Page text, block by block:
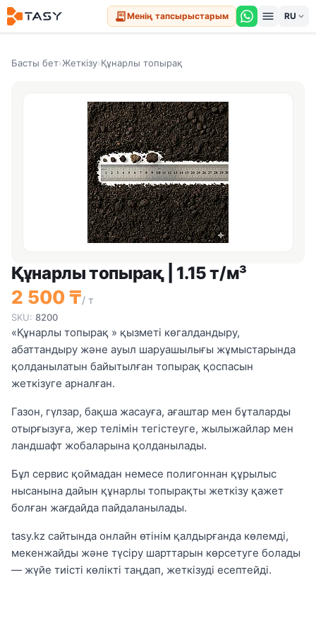
receipt_longМенің тапсырыстарым menu expand_more
Басты бет›Жеткізу›Құнарлы топырақ
Құнарлы топырақ | 1.15 т/м³
2 500 ₸/ т
SKU: 8200
«Құнарлы топырақ » қызметі көгалдандыру,
абаттандыру және ауыл шаруашылығы жұмыстарында
қолданылатын байытылған топырақ қоспасын
жеткізуге арналған.
Газон, гүлзар, бақша жасауға, ағаштар мен бұталарды
отырғызуға, жер телімін тегістеуге, жылыжайлар мен
ландшафт жобаларына қолданылады.
Бұл сервис қоймадан немесе полигоннан құрылыс
нысанына дайын құнарлы топырақты жеткізу қажет
болған жағдайда пайдаланылады.
tasy.kz сайтында онлайн өтінім қалдырғанда көлемді,
мекенжайды және түсіру шарттарын көрсетуге болады
— жүйе тиісті көлікті таңдап, жеткізуді есептейді.